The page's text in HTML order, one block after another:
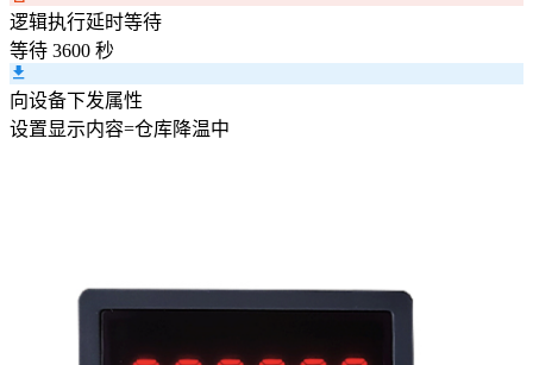
逻辑执行延时等待
等待 3600 秒
向设备下发属性
设置显示内容=仓库降温中